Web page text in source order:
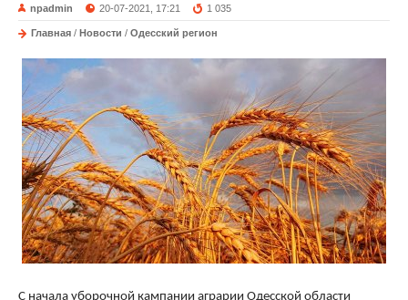
npadmin 20-07-2021, 17:21 1 035
Главная / Новости / Одесский регион
С начала уборочной кампании аграрии Одесской области